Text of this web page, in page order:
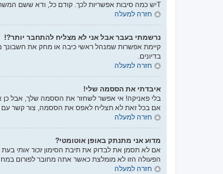
Tיש כמה סיבות אפשריות לכך. קודם כל, ודא ששם המשתמש והססמה שלך נכונים. אם הם נכונים, צור קשר עם מנהל ראשי כדי לוודא שלא נחסמת. לחילופין, יכול להיות שיש שגיאה בהגדרות האתר שהמנהלים שלו יצטרכו לתקן.
חזרה למעלה
נרשמתי בעבר אבל אני לא מצליח להתחבר יותר?!
קיימת אפשרות שמנהל ראשי כיבה או מחק את חשבונך
בדיונים.
חזרה למעלה
איבדתי את הססמה שלי!
בלי פאניקה! אי אפשר לשחזר את הססמה שלך, אבל
אם בכל זאת לא תצליח לאפס את הססמה, צור קשר עם
חזרה למעלה
מדוע אני מתנתק באופן אוטומטי?
אם לא תסמן את לבדוק את תיבת הסימוןזכור אותי בעת
הפעולה הזו לא מומלצת כאשר אתה מחובר לפורום
חזרה למעלה